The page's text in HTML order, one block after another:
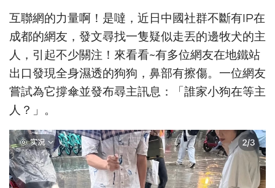
互聯網的力量啊！是噠，近日中國社群不斷有IP在
成都的網友，發文尋找一隻疑似走丟的邊牧犬的主
人，引起不少關注！來看看~有多位網友在地鐵站
出口發現全身濕透的狗狗，鼻部有擦傷。一位網友
嘗試為它撐傘並發布尋主訊息：「誰家小狗在等主
人？」。